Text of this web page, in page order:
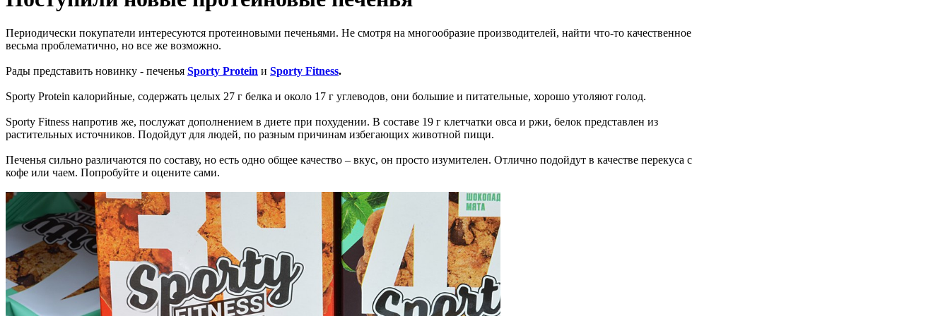
Периодически покупатели интересуются протеиновыми печеньями. Не смотря на многообразие производителей, найти что-то качественное
весьма проблематично, но все же возможно.
Рады представить новинку - печенья Sporty Protein и Sporty Fitness.
Sporty Protein калорийные, содержать целых 27 г белка и около 17 г углеводов, они большие и питательные, хорошо утоляют голод.
Sporty Fitness напротив же, послужат дополнением в диете при похудении. В составе 19 г клетчатки овса и ржи, белок представлен из
растительных источников. Подойдут для людей, по разным причинам избегающих животной пищи.
Печенья сильно различаются по составу, но есть одно общее качество – вкус, он просто изумителен. Отлично подойдут в качестве перекуса с
кофе или чаем. Попробуйте и оцените сами.